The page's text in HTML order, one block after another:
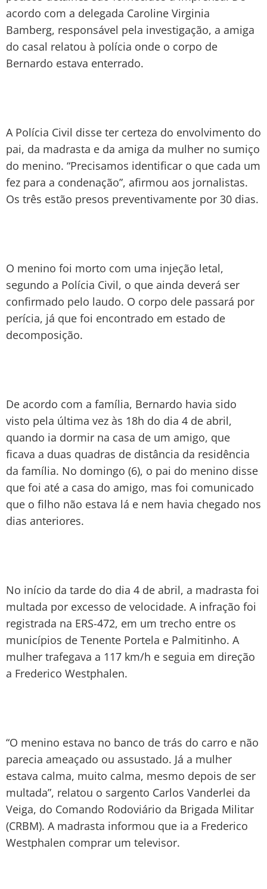
acordo com a delegada Caroline Virginia
Bamberg, responsável pela investigação, a amiga
do casal relatou à polícia onde o corpo de
Bernardo estava enterrado.
A Polícia Civil disse ter certeza do envolvimento do
pai, da madrasta e da amiga da mulher no sumiço
do menino. “Precisamos identificar o que cada um
fez para a condenação”, afirmou aos jornalistas.
Os três estão presos preventivamente por 30 dias.
O menino foi morto com uma injeção letal,
segundo a Polícia Civil, o que ainda deverá ser
confirmado pelo laudo. O corpo dele passará por
perícia, já que foi encontrado em estado de
decomposição.
De acordo com a família, Bernardo havia sido
visto pela última vez às 18h do dia 4 de abril,
quando ia dormir na casa de um amigo, que
ficava a duas quadras de distância da residência
da família. No domingo (6), o pai do menino disse
que foi até a casa do amigo, mas foi comunicado
que o filho não estava lá e nem havia chegado nos
dias anteriores.
No início da tarde do dia 4 de abril, a madrasta foi
multada por excesso de velocidade. A infração foi
registrada na ERS-472, em um trecho entre os
municípios de Tenente Portela e Palmitinho. A
mulher trafegava a 117 km/h e seguia em direção
a Frederico Westphalen.
“O menino estava no banco de trás do carro e não
parecia ameaçado ou assustado. Já a mulher
estava calma, muito calma, mesmo depois de ser
multada”, relatou o sargento Carlos Vanderlei da
Veiga, do Comando Rodoviário da Brigada Militar
(CRBM). A madrasta informou que ia a Frederico
Westphalen comprar um televisor.